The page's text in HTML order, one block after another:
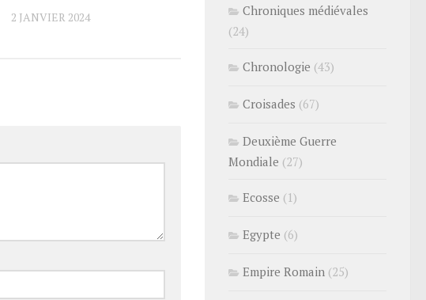
2 JANVIER 2024
Chroniques médiévales
(24)
Chronologie (43)
Croisades (67)
Deuxième Guerre
Mondiale (27)
Ecosse (1)
Egypte (6)
Empire Romain (25)